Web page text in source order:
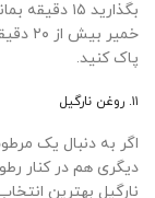
بگذارید ۱۵
خمیر
پاک کنید.
۱۱. روغن نارگیل
اگر به دنبال یک
دیگری هم در کنار
نارگیل بهترین